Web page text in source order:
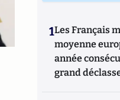
1Les Français
moyenne
année
grand